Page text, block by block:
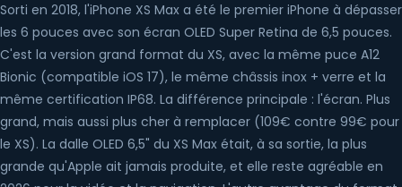
Sorti en 2018, l'iPhone XS Max a été le premier iPhone à dépasser
les 6 pouces avec son écran OLED Super Retina de 6,5 pouces.
C'est la version grand format du XS, avec la même puce A12
Bionic (compatible iOS 17), le même châssis inox + verre et la
même certification IP68. La différence principale : l'écran. Plus
grand, mais aussi plus cher à remplacer (109€ contre 99€ pour
le XS). La dalle OLED 6,5" du XS Max était, à sa sortie, la plus
grande qu'Apple ait jamais produite, et elle reste agréable en